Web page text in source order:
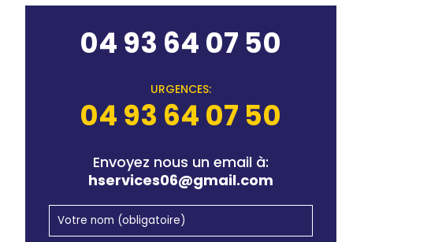
04 93 64 07 50
URGENCES:
04 93 64 07 50
Envoyez nous un email à:
hservices06@gmail.com